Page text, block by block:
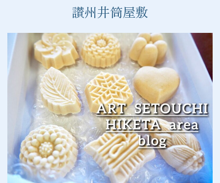
讃州井筒屋敷